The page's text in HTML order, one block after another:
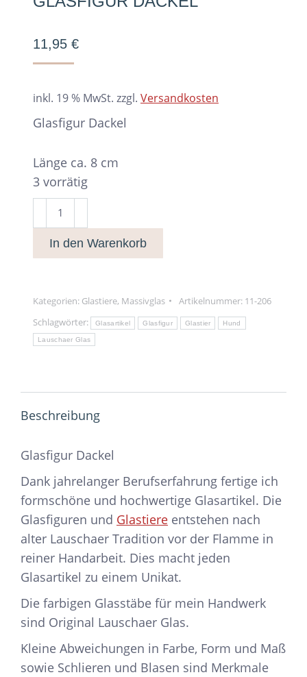
11,95 €
inkl. 19 % MwSt. zzgl. Versandkosten
Glasfigur Dackel
Länge ca. 8 cm
3 vorrätig
Glasfigur
Dackel
Menge
In den Warenkorb
Kategorien: Glastiere, Massivglas Artikelnummer: 11-206
Schlagwörter:
Glasartikel Glasfigur Glastier Hund
Lauschaer Glas
Beschreibung
Glasfigur Dackel
Dank jahrelanger Berufserfahrung fertige ich
formschöne und hochwertige Glasartikel. Die
Glasfiguren und Glastiere entstehen nach
alter Lauschaer Tradition vor der Flamme in
reiner Handarbeit. Dies macht jeden
Glasartikel zu einem Unikat.
Die farbigen Glasstäbe für mein Handwerk
sind Original Lauschaer Glas.
Kleine Abweichungen in Farbe, Form und Maß
sowie Schlieren und Blasen sind Merkmale